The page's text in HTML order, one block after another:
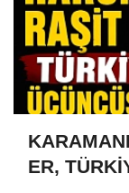
ER,